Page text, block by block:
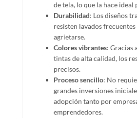
de tela, lo que la hace
Durabilidad: Los diseños
resisten lavados
agrietarse.
Colores vibrantes: Gracias
tintas de alta calidad, los
precisos.
Proceso sencillo: No
grandes inversiones
adopción tanto por
emprendedores.